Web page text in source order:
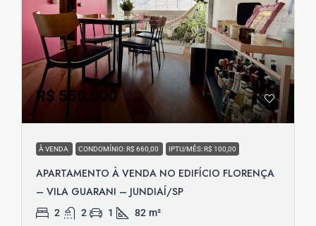
R$ 550.000
À VENDA CONDOMÍNIO: R$ 660,00 IPTU/MÊS: R$ 100,00
APARTAMENTO À VENDA NO EDIFÍCIO FLORENÇA
– VILA GUARANI – JUNDIAÍ/SP
2 2 1 82 m²